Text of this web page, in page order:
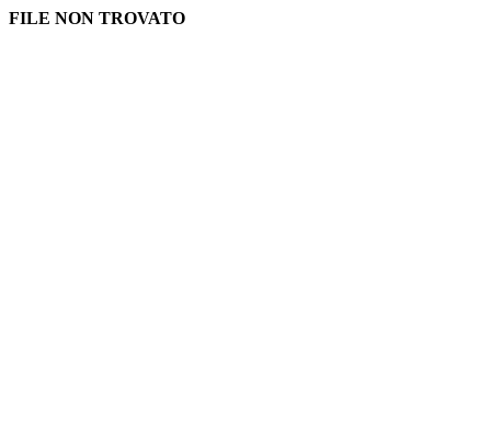
FILE NON TROVATO